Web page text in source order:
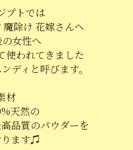
プトでは
除け 花嫁さんへ
女性へ
使われてきました
ディと呼びます。
材
天然の
品質のパウダーを
ります♫